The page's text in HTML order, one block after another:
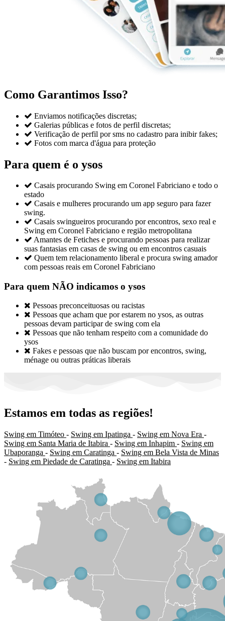
Como Garantimos Isso?
 Enviamos notificações discretas;
 Galerias públicas e fotos de perfil discretas;
 Verificação de perfil por sms no cadastro para inibir fakes;
 Fotos com marca d'água para proteção
Para quem é o ysos
 Casais procurando Swing em Coronel Fabriciano e todo o
estado
 Casais e mulheres procurando um app seguro para fazer
swing.
 Casais swingueiros procurando por encontros, sexo real e
Swing em Coronel Fabriciano e região metropolitana
 Amantes de Fetiches e procurando pessoas para realizar
suas fantasias em casas de swing ou em encontros casuais
 Quem tem relacionamento liberal e procura swing amador
com pessoas reais em Coronel Fabriciano
Para quem NÃO indicamos o ysos
 Pessoas preconceituosas ou racistas
 Pessoas que acham que por estarem no ysos, as outras
pessoas devam participar de swing com ela
 Pessoas que não tenham respeito com a comunidade do
ysos
 Fakes e pessoas que não buscam por encontros, swing,
ménage ou outras práticas liberais
Estamos em todas as regiões!
Swing em Timóteo - Swing em Ipatinga - Swing em Nova Era -
Swing em Santa Maria de Itabira - Swing em Inhapim - Swing em
Ubaporanga - Swing em Caratinga - Swing em Bela Vista de Minas
- Swing em Piedade de Caratinga - Swing em Itabira